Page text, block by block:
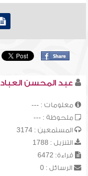
عبد المحسن العباد
معلومات : ---
ملحوظة : ---
المستمعين : 3174
التنزيل : 1788
قراءة: 6472
الرسائل : 0